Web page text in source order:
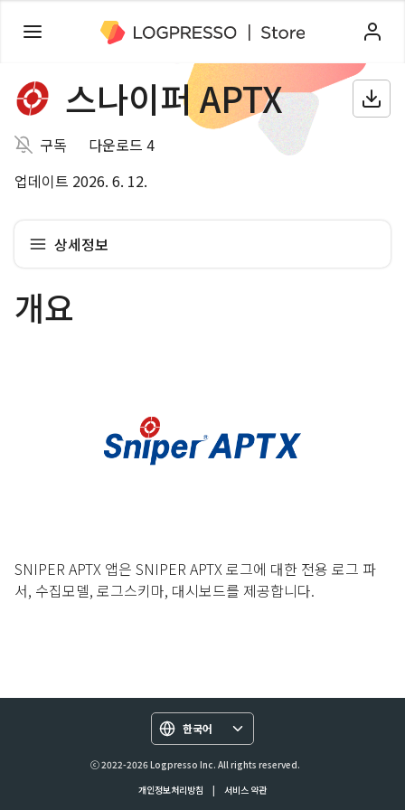
스나이퍼 APTX
구독
다운로드 4
업데이트 2026. 6. 12.
상세정보
개요
SNIPER APTX 앱은 SNIPER APTX 로그에 대한 전용 로그 파
서, 수집모델, 로그스키마, 대시보드를 제공합니다.
한국어
ⓒ 2022-2026 Logpresso Inc. All rights reserved.
개인정보처리방침
| 서비스 약관